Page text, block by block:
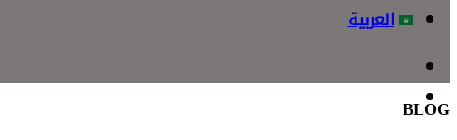
العربية
BLOG